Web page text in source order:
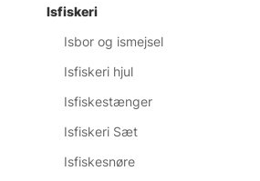
Isfiskeri
Isbor og ismejsel
Isfiskeri hjul
Isfiskestænger
Isfiskeri Sæt
Isfiskesnøre
Fastach Weight (2-pack)